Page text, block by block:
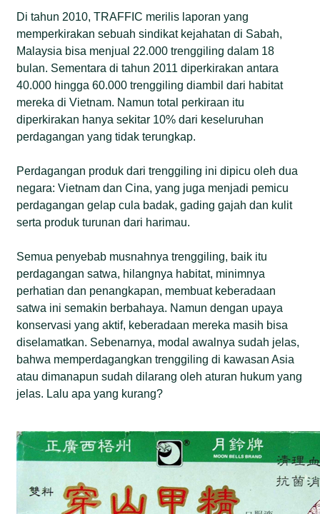
Di tahun 2010, TRAFFIC merilis laporan yang
memperkirakan sebuah sindikat kejahatan di Sabah,
Malaysia bisa menjual 22.000 trenggiling dalam 18
bulan. Sementara di tahun 2011 diperkirakan antara
40.000 hingga 60.000 trenggiling diambil dari habitat
mereka di Vietnam. Namun total perkiraan itu
diperkirakan hanya sekitar 10% dari keseluruhan
perdagangan yang tidak terungkap.
Perdagangan produk dari trenggiling ini dipicu oleh dua
negara: Vietnam dan Cina, yang juga menjadi pemicu
perdagangan gelap cula badak, gading gajah dan kulit
serta produk turunan dari harimau.
Semua penyebab musnahnya trenggiling, baik itu
perdagangan satwa, hilangnya habitat, minimnya
perhatian dan penangkapan, membuat keberadaan
satwa ini semakin berbahaya. Namun dengan upaya
konservasi yang aktif, keberadaan mereka masih bisa
diselamatkan. Sebenarnya, modal awalnya sudah jelas,
bahwa memperdagangkan trenggiling di kawasan Asia
atau dimanapun sudah dilarang oleh aturan hukum yang
jelas. Lalu apa yang kurang?